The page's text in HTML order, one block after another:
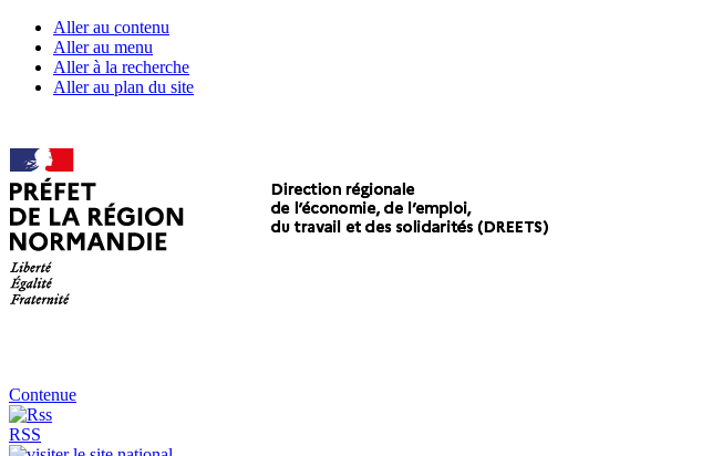
Aller au contenu
Aller au menu
Aller à la recherche
Aller au plan du site
Contenue
RSS